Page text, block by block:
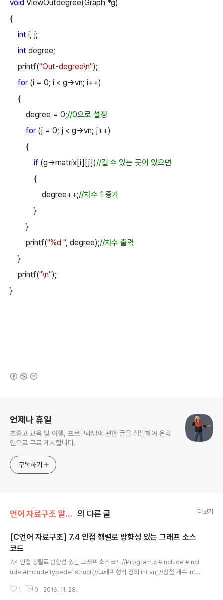
void ViewOutdegree(Graph *g)
{
int i, j;
int degree;
printf("Out-degree\n");
for (i = 0; i < g->vn; i++)
{
degree = 0;//0으로 설정
for (j = 0; j < g->vn; j++)
{
if (g->matrix[i][j])//갈 수 있는 곳이 있으면
{
degree++;//차수 1 증가
}
}
printf("%d ", degree);//차수 출력
}
printf("\n");
}
언제나 휴일
초중고 교육 및 여행, 프로그래밍에 관한 글을 집필하여 온라
인으로 무료 게시합니다.
구독하기
언어 자료구조 알고리즘/디딤돌 자료구조 (C언어) 의 다른 글 더보기
[C언어 자료구조] 7.4 인접 행렬로 방향성 있는 그래프 소스
코드
7.4 인접 행렬로 방향성 있는 그래프 소스 코드//Program.c #include #incl
ude #include typedef struct{//그래프 형식 정의 int vn; //정점 개수 int *
ex);//그래프 동적 생성 void DeleteGraph(Graph *graph);//그래프 소멸
1 0 2016. 11. 28.